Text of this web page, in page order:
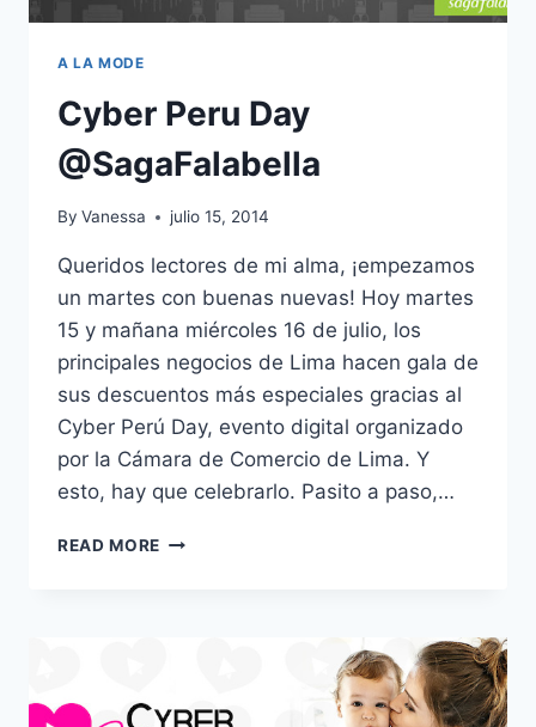
A LA MODE
Cyber Peru Day
@SagaFalabella
By Vanessa julio 15, 2014
Queridos lectores de mi alma, ¡empezamos
un martes con buenas nuevas! Hoy martes
15 y mañana miércoles 16 de julio, los
principales negocios de Lima hacen gala de
sus descuentos más especiales gracias al
Cyber Perú Day, evento digital organizado
por la Cámara de Comercio de Lima. Y
esto, hay que celebrarlo. Pasito a paso,…
READ MORE CYBER